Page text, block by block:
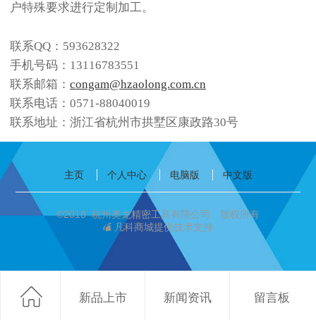
户特殊要求进行定制加工。
联系QQ：593628322
手机号码： 13116783551
联系邮箱： congam@hzaolong.com.cn
联系电话：0571-88040019
联系地址：浙江省杭州市拱墅区康政路30号
主页 个人中心 电脑版 中文版
©2018 杭州奥龙精密工具有限公司 版权所有
凡科商城提供技术支持
新品上市 新闻资讯 留言板